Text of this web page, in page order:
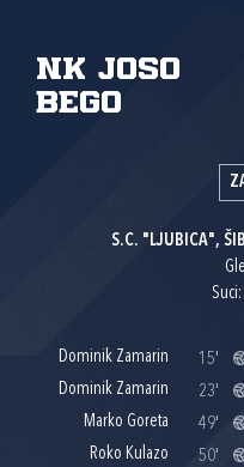
NK Joso
Bego
S.C. "LJUBICA",
Dominik Zamarin
15'
Dominik Zamarin
23'
Marko Goreta
49'
Roko Kulazo
50'